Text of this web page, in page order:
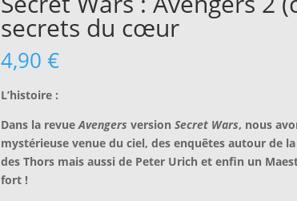
secrets du cœur
4,90 €
L’histoire :
Dans la revueAvengers version Secret Wars, nous
mystérieuse venue du ciel, des enquêtes autour de
des Thors mais aussi de Peter Urich et enfin un
fort !